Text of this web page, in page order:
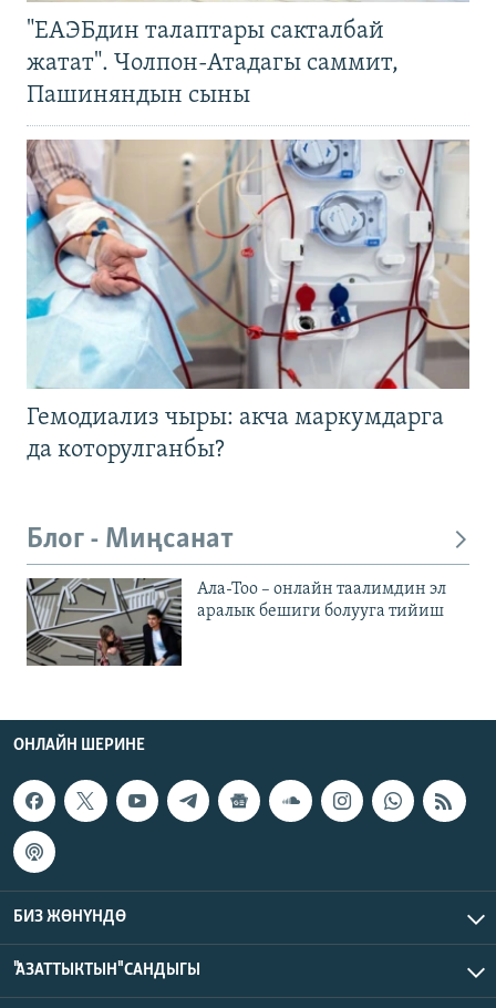
"ЕАЭБдин талаптары сакталбай
жатат". Чолпон-Атадагы саммит,
Пашиняндын сыны
Гемодиализ чыры: акча маркумдарга
да которулганбы?
Блог - Миңсанат
Ала-Тоо – онлайн таалимдин эл
аралык бешиги болууга тийиш
ОНЛАЙН ШЕРИНЕ
БИЗ ЖӨНҮНДӨ
"АЗАТТЫКТЫН" САНДЫГЫ